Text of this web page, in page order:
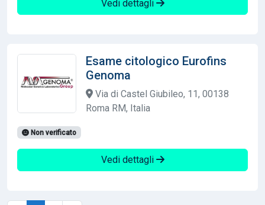
Vedi dettagli
Esame citologico Eurofins
Genoma
Via di Castel Giubileo, 11, 00138
Roma RM, Italia
Non verificato
Vedi dettagli